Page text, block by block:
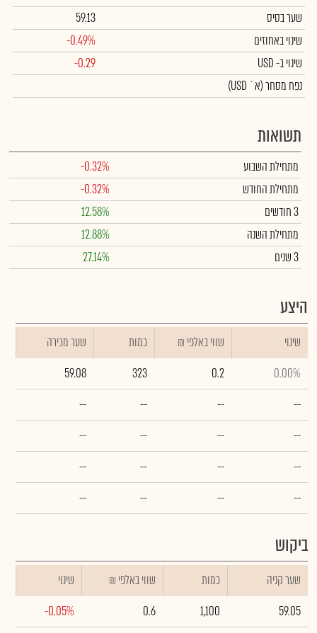
שער בסיס
59.13
שינוי באחוזים
-0.49%
שינויב- USD
-0.29
נפח מסחר(א` USD)
תשואות
מתחילת השבוע
-0.32%
מתחילת החודש
-0.32%
3 חודשים
12.58%
מתחילת השנה
12.88%
3 שנים
27.14%
היצע
שינוי ₪ שווי באלפי כמות
שער מכירה
0.00%
0.2
323
59.08
--
--
--
--
--
--
--
--
--
--
--
--
--
--
--
--
ביקוש
שער קניה כמות ₪ שווי באלפי
שינוי
59.05
1,100
0.6
-0.05%